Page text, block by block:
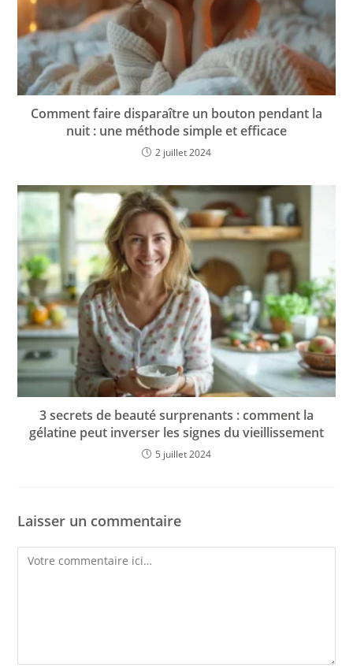
Comment faire disparaître un bouton pendant la
nuit : une méthode simple et efficace
2 juillet 2024
3 secrets de beauté surprenants : comment la
gélatine peut inverser les signes du vieillissement
5 juillet 2024
Laisser un commentaire